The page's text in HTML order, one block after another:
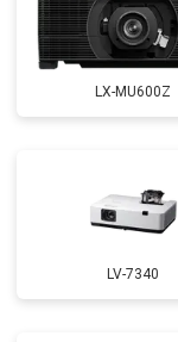
LX-MU600Z
LV-7340